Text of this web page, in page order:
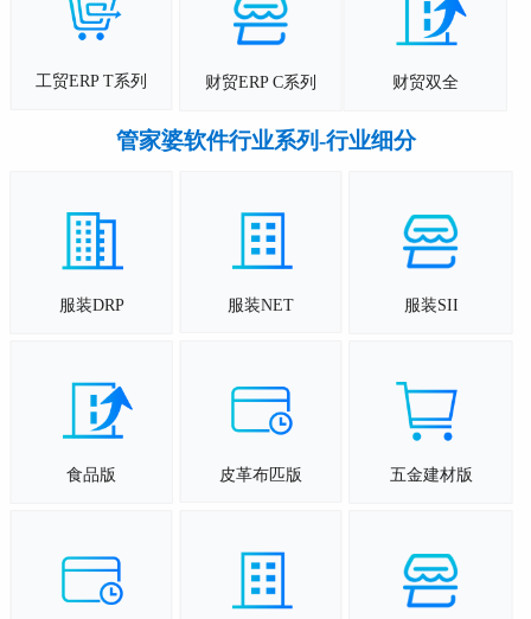
工贸ERP T系列 财贸ERP C系列 财贸双全
管家婆软件行业系列-行业细分
服装DRP 服装NET 服装SII
食品版 皮革布匹版 五金建材版